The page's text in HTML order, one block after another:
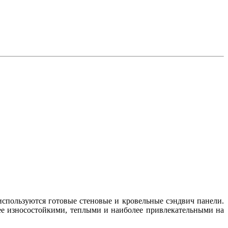
готовые стеновые и кровельные сэндвич панели.
износостойкими, теплыми и наиболее привлекательными на